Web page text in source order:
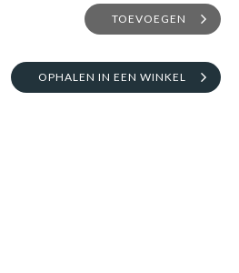
TOEVOEGEN
OPHALEN IN EEN WINKEL